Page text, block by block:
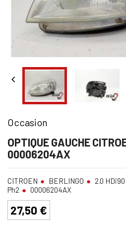

Occasion
OPTIQUE GAUCHE
00006204AX
CITROEN BERLINGO
2.0
Ph2
00006204AX
27,50 €